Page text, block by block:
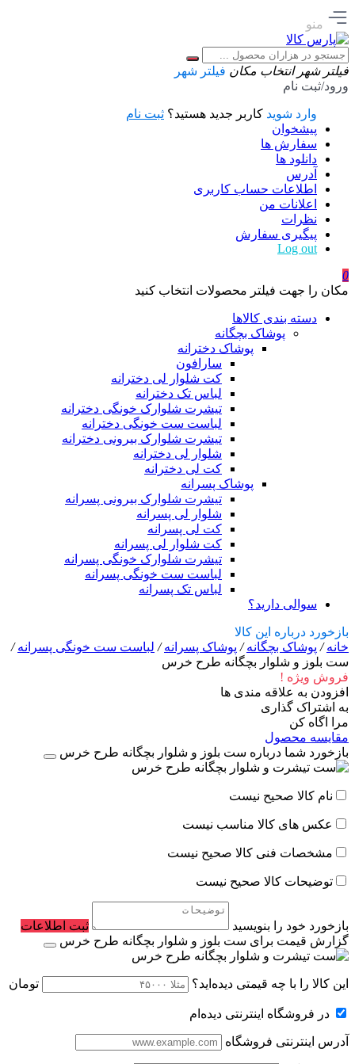
منو
فیلتر شهر انتخاب مکان فیلتر شهر
ورود/ثبت نام
وارد شوید کاربر جدید هستید؟ ثبت نام
پیشخوان
سفارش ها
دانلود ها
آدرس
اطلاعات حساب كاربری
اعلانات من
نظرات
پیگیری سفارش
Log out
0
مکان را جهت فیلتر محصولات انتخاب کنید
دسته بندی کالاها
پوشاک بچگانه
پوشاک دخترانه
سارافون
کت شلوار لی دخترانه
لباس تک دخترانه
تیشرت شلوارک خونگی دخترانه
لباست ست خونگی دخترانه
تیشرت شلوارک بیرونی دخترانه
شلوار لی دخترانه
کت لی دخترانه
پوشاک پسرانه
تیشرت شلوارک بیرونی پسرانه
شلوار لی پسرانه
کت لی پسرانه
کت شلوار لی پسرانه
تیشرت شلوارک خونگی پسرانه
لباست ست خونگی پسرانه
لباس تک پسرانه
سوالی دارید؟
بازخورد درباره این کالا
خانه/ پوشاک بچگانه/ پوشاک پسرانه/ لباست ست خونگی پسرانه/
ست بلوز و شلوار بچگانه طرح خرس
فروش ویژه !
افزودن به علاقه مندی ها
به اشتراک گذاری
مرا اگاه کن
مقایسه محصول
بازخورد شما درباره ست بلوز و شلوار بچگانه طرح خرس
نام کالا صحیح نیست
عکس های کالا مناسب نیست
مشخصات فنی کالا صحیح نیست
توضیحات کالا صحیح نیست
بازخورد خود را بنویسید
ثبت اطلاعات
گزارش قیمت برای ست بلوز و شلوار بچگانه طرح خرس
این کالا را با چه قیمتی دیده‌اید؟ تومان
در فروشگاه اینترنتی دیده‌ام
آدرس اینترنتی فروشگاه